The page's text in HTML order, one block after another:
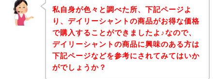
私自身が色々と調べた所、下記ページよ
り、デイリーシャントの商品がお得な価格
で購入することができましたよ♪なので、
デイリーシャントの商品に興味のある方は
下記ページなどを参考にされてみてはいか
がでしょうか？